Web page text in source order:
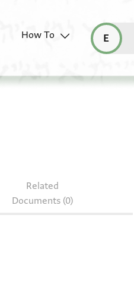
How To
read this
Related
Documents (0)